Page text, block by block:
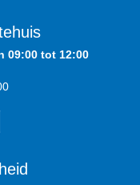
09:00 tot 12:00